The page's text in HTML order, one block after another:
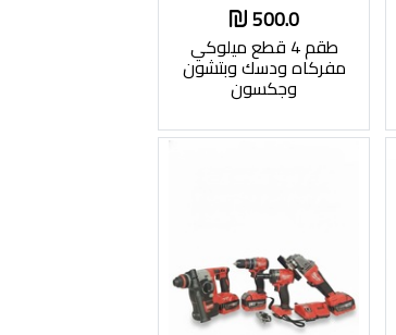
500.0
طقم 4 قطع ميلوكي
مفركاه ودسك وبتشون
وجكسون